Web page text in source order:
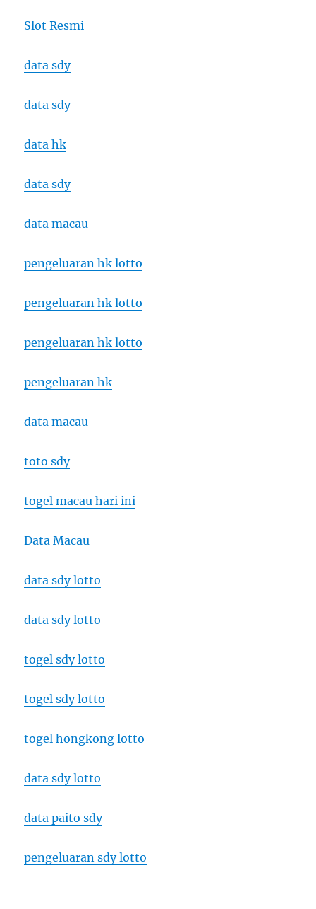
Slot Resmi
data sdy
data sdy
data hk
data sdy
data macau
pengeluaran hk lotto
pengeluaran hk lotto
pengeluaran hk lotto
pengeluaran hk
data macau
toto sdy
togel macau hari ini
Data Macau
data sdy lotto
data sdy lotto
togel sdy lotto
togel sdy lotto
togel hongkong lotto
data sdy lotto
data paito sdy
pengeluaran sdy lotto